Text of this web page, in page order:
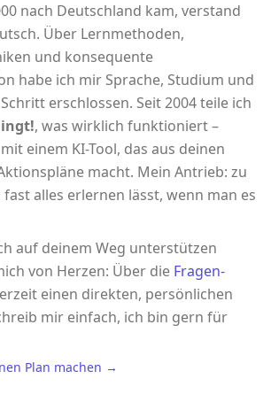
nach Deutschland kam, verstand
Über Lernmethoden,
und konsequente
habe ich mir Sprache, Studium und
erschlossen. Seit 2004 teile ich
, was wirklich funktioniert –
einem KI-Tool, das aus deinen
macht. Mein Antrieb: zu
fast alles erlernen lässt, wenn man es
auf deinem Weg unterstützen
von Herzen: Über die Fragen-
einen direkten, persönlichen
mir einfach, ich bin gern für
Plan machen →